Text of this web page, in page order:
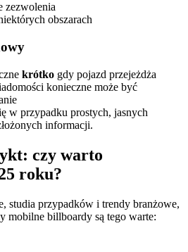
zezwolenia
obszarach
krótko gdy pojazd przejeżdża
konieczne może być
w przypadku prostych, jasnych
informacji.
czy warto
roku?
studia przypadków i trendy branżowe,
mobilne billboardy są tego warte: